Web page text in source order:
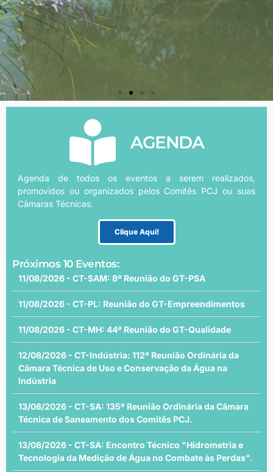
AGENDA
Agenda de todos os eventos a serem realizados,
promovidos ou organizados pelos Comitês PCJ ou suas
Câmaras Técnicas.
Clique Aqui!
Próximos 10 Eventos:
11/08/2026 - CT-SAM: 8ª Reunião do GT-PSA
11/08/2026 - CT-PL: Reunião do GT-Empreendimentos
11/08/2026 - CT-MH: 44ª Reunião do GT-Qualidade
12/08/2026 - CT-Indústria: 112ª Reunião Ordinária da
Câmara Técnica de Uso e Conservação da Água na
Indústria
13/08/2026 - CT-SA: 135ª Reunião Ordinária da Câmara
Técnica de Saneamento dos Comitês PCJ.
13/08/2026 - CT-SA: Encontro Técnico "Hidrometria e
Tecnologia da Medição de Água no Combate às Perdas".